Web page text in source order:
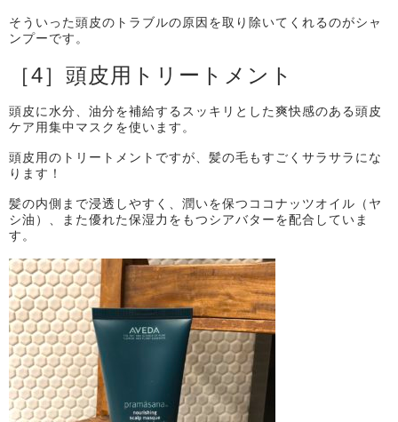
そういった頭皮のトラブルの原因を取り除いてくれるのがシャ
ンプーです。
［4］頭皮用トリートメント
頭皮に水分、油分を補給するスッキリとした爽快感のある頭皮
ケア用集中マスクを使います。
頭皮用のトリートメントですが、髪の毛もすごくサラサラにな
ります！
髪の内側まで浸透しやすく、潤いを保つココナッツオイル（ヤ
シ油）、また優れた保湿力をもつシアバターを配合していま
す。